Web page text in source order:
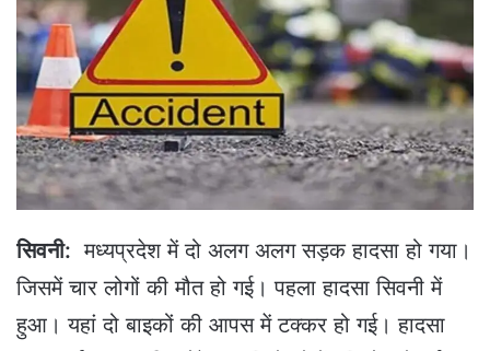
n
e
m
a
i
l
सिवनी: मध्यप्रदेश में दो अलग अलग सड़क हादसा हो गया।
जिसमें चार लोगों की मौत हो गई। पहला हादसा सिवनी में
हुआ। यहां दो बाइकों की आपस में टक्कर हो गई। हादसा